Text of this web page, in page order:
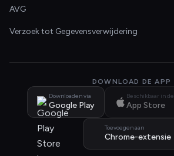
AVG
Verzoek tot Gegevensverwijdering
DOWNLOAD DE APP
Downloaden via
Google Play
Beschikbaar in de
App Store
Toevoegen aan
Chrome-extensie